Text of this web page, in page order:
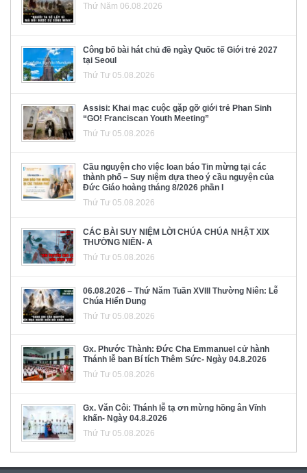
Thứ Năm 06.08.2026
Công bố bài hát chủ đề ngày Quốc tế Giới trẻ 2027
tại Seoul
Thứ Tư 05.08.2026
Assisi: Khai mạc cuộc gặp gỡ giới trẻ Phan Sinh
“GO! Franciscan Youth Meeting”
Thứ Tư 05.08.2026
Cầu nguyện cho việc loan báo Tin mừng tại các
thành phố – Suy niệm dựa theo ý cầu nguyện của
Đức Giáo hoàng tháng 8/2026 phần I
Thứ Tư 05.08.2026
CÁC BÀI SUY NIỆM LỜI CHÚA CHÚA NHẬT XIX
THƯỜNG NIÊN- A
Thứ Tư 05.08.2026
06.08.2026 – Thứ Năm Tuần XVIII Thường Niên: Lễ
Chúa Hiển Dung
Thứ Tư 05.08.2026
Gx. Phước Thành: Đức Cha Emmanuel cử hành
Thánh lễ ban Bí tích Thêm Sức- Ngày 04.8.2026
Thứ Tư 05.08.2026
Gx. Văn Côi: Thánh lễ tạ ơn mừng hồng ân Vĩnh
khấn- Ngày 04.8.2026
Thứ Tư 05.08.2026